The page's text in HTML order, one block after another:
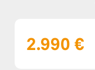
2.990 €